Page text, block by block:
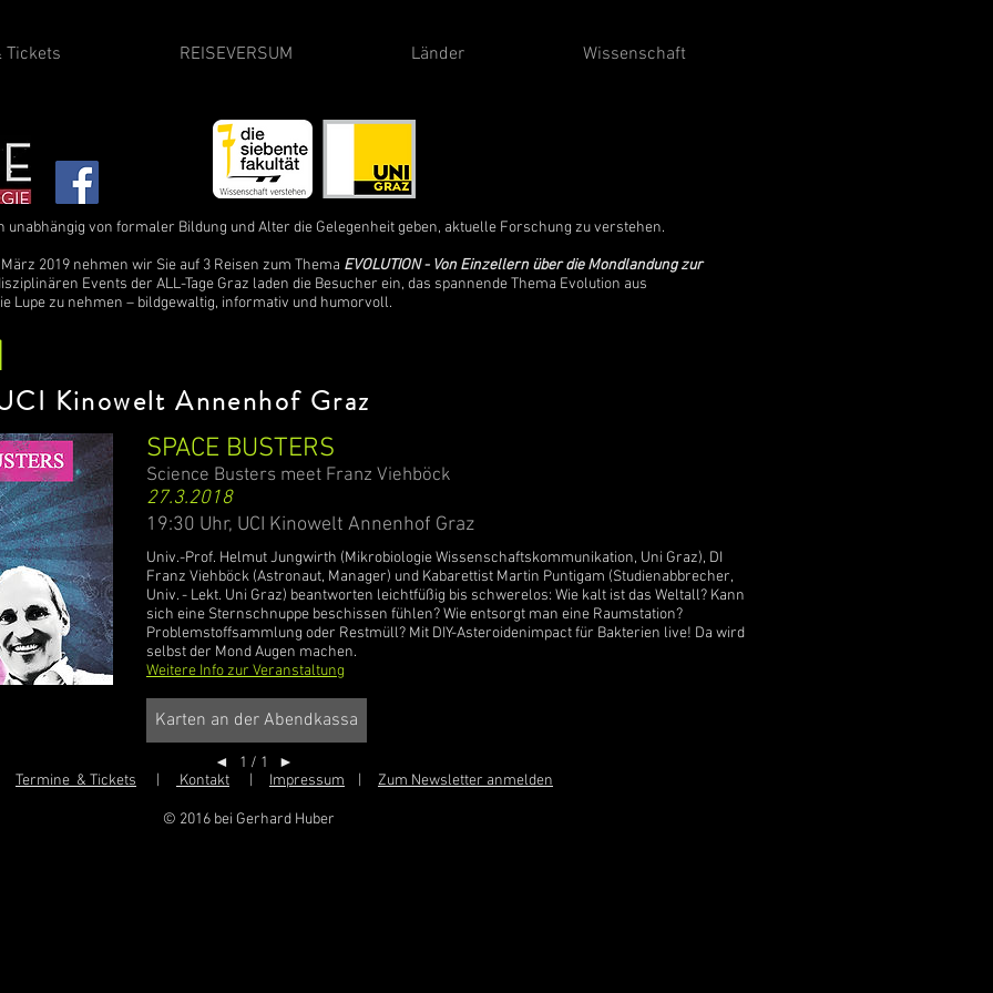
Tickets REISEVERSUM Länder Wissenschaft
unabhängig von formaler Bildung und Alter die Gelegenheit geben, aktuelle Forschung zu verstehen.
2019 nehmen wir Sie auf 3 Reisen zum Thema EVOLUTION - Von Einzellern über die Mondlandung zur
Events der ALL-Tage Graz laden die Besucher ein, das spannende Thema Evolution aus
Lupe zu nehmen – bildgewaltig, informativ und humorvoll.
Kinowelt Annenhof Graz
SPACE BUSTERS
Science Busters meet Franz Viehböck
27.3.2018
19:30 Uhr, UCI Kinowelt Annenhof Graz
Univ.-Prof. Helmut Jungwirth (Mikrobiologie Wissenschaftskommunikation, Uni Graz), DI
Franz Viehböck (Astronaut, Manager) und Kabarettist Martin Puntigam (Studienabbrecher,
Univ. - Lekt. Uni Graz) beantworten leichtfüßig bis schwerelos: Wie kalt ist das Weltall? Kann
sich eine Sternschnuppe beschissen fühlen? Wie entsorgt man eine Raumstation?
Problemstoffsammlung oder Restmüll? Mit DIY-Asteroidenimpact für Bakterien live! Da wird
selbst der Mond Augen machen.
Weitere Info zur Veranstaltung
Karten an der Abendkassa
◄ 1 / 1
►
Termine & Tickets Kontakt Impressum Zum Newsletter anmelden
© 2016 bei Gerhard Huber